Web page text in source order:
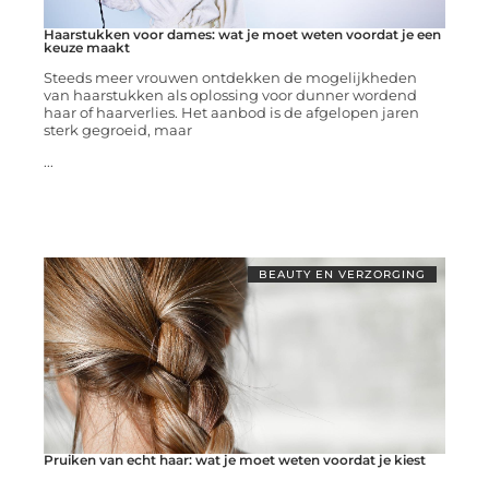
Haarstukken voor dames: wat je moet weten voordat je een
keuze maakt
Steeds meer vrouwen ontdekken de mogelijkheden
van haarstukken als oplossing voor dunner wordend
haar of haarverlies. Het aanbod is de afgelopen jaren
sterk gegroeid, maar
...
BEAUTY EN VERZORGING
Pruiken van echt haar: wat je moet weten voordat je kiest